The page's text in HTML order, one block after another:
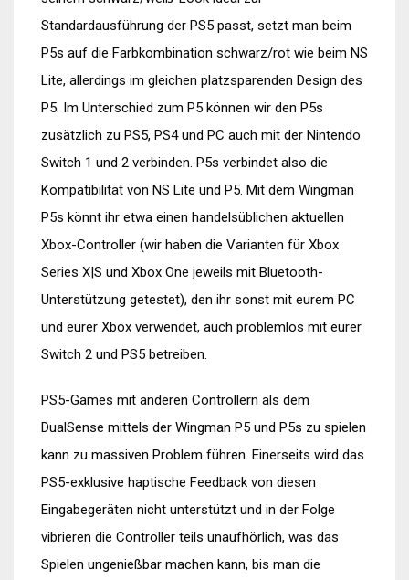
Standardausführung der PS5 passt, setzt man beim
P5s auf die Farbkombination schwarz/rot wie beim NS
Lite, allerdings im gleichen platzsparenden Design des
P5. Im Unterschied zum P5 können wir den P5s
zusätzlich zu PS5, PS4 und PC auch mit der Nintendo
Switch 1 und 2 verbinden. P5s verbindet also die
Kompatibilität von NS Lite und P5. Mit dem Wingman
P5s könnt ihr etwa einen handelsüblichen aktuellen
Xbox-Controller (wir haben die Varianten für Xbox
Series X|S und Xbox One jeweils mit Bluetooth-
Unterstützung getestet), den ihr sonst mit eurem PC
und eurer Xbox verwendet, auch problemlos mit eurer
Switch 2 und PS5 betreiben.
PS5-Games mit anderen Controllern als dem
DualSense mittels der Wingman P5 und P5s zu spielen
kann zu massiven Problem führen. Einerseits wird das
PS5-exklusive haptische Feedback von diesen
Eingabegeräten nicht unterstützt und in der Folge
vibrieren die Controller teils unaufhörlich, was das
Spielen ungenießbar machen kann, bis man die